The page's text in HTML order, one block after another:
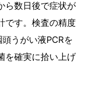
ら数日後で症状が
です。検査の精度
うがい液PCRを
を確実に拾い上げ